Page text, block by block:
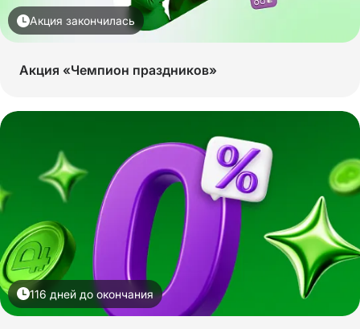
Акция закончилась
Акция «Чемпион праздников»
116 дней до окончания